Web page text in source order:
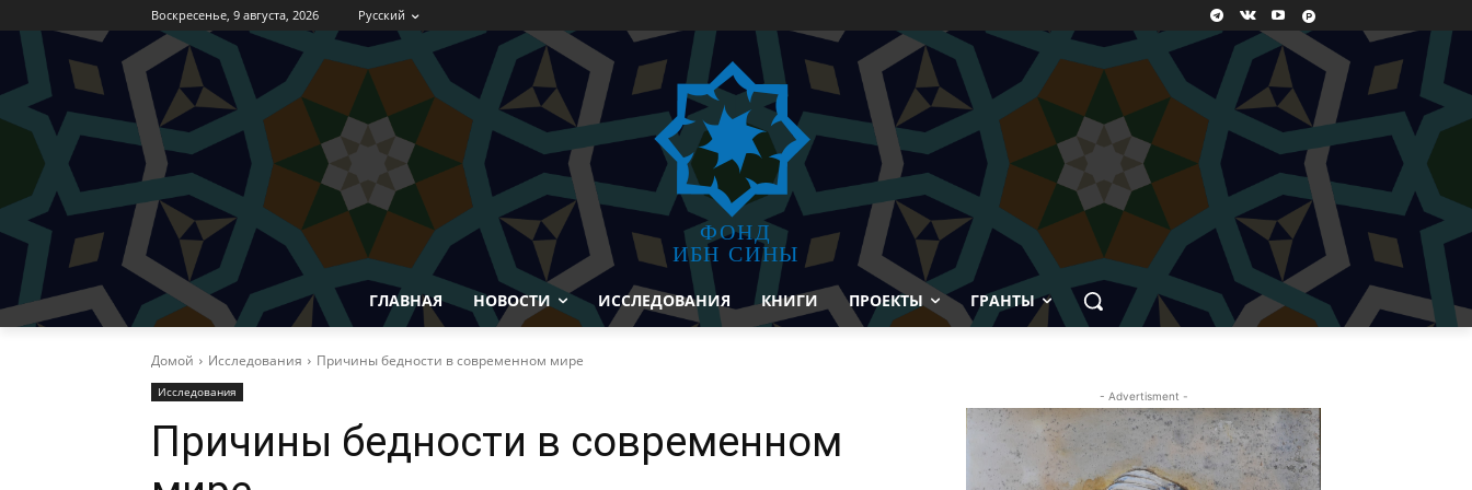
Воскресенье, 9 августа, 2026 Русский
ФОНД
ИБН СИНЫ
ГЛАВНАЯ НОВОСТИ ИССЛЕДОВАНИЯ КНИГИ ПРОЕКТЫ ГРАНТЫ
Домой Исследования Причины бедности в современном мире
Исследования
Причины бедности в современном
- Advertisment -